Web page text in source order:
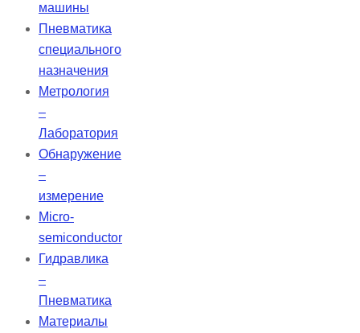
машины
Пневматика
специального
назначения
Метрология
–
Лаборатория
Обнаружение
–
измерение
Micro-
semiconductor
Гидравлика
–
Пневматика
Материалы